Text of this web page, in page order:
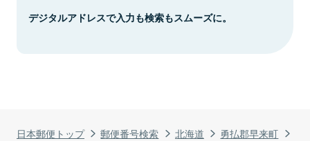
日本郵便トップ 郵便番号検索 北海道
勇払郡早来町
デジタルアドレスで入力も検索もスムーズに。